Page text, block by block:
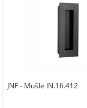
JNF - Mušle IN.16.412